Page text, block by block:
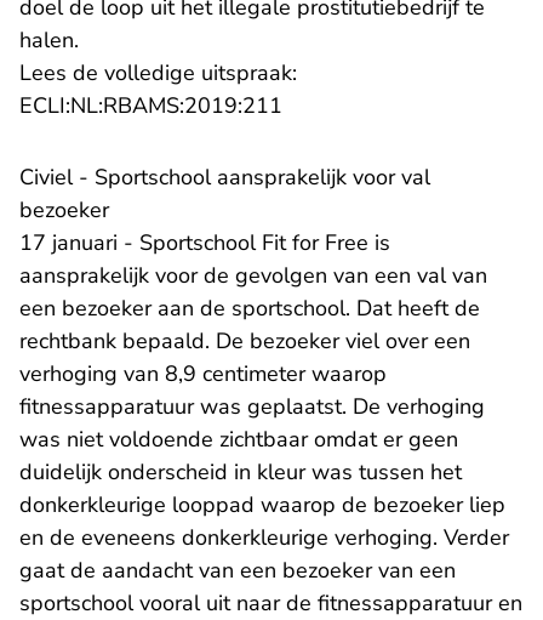
doel de loop uit het illegale prostitutiebedrijf te
halen.
Lees de volledige uitspraak:
ECLI:NL:RBAMS:2019:211
Civiel - Sportschool aansprakelijk voor val
bezoeker
17 januari - Sportschool Fit for Free is
aansprakelijk voor de gevolgen van een val van
een bezoeker aan de sportschool. Dat heeft de
rechtbank bepaald. De bezoeker viel over een
verhoging van 8,9 centimeter waarop
fitnessapparatuur was geplaatst. De verhoging
was niet voldoende zichtbaar omdat er geen
duidelijk onderscheid in kleur was tussen het
donkerkleurige looppad waarop de bezoeker liep
en de eveneens donkerkleurige verhoging. Verder
gaat de aandacht van een bezoeker van een
sportschool vooral uit naar de fitnessapparatuur en